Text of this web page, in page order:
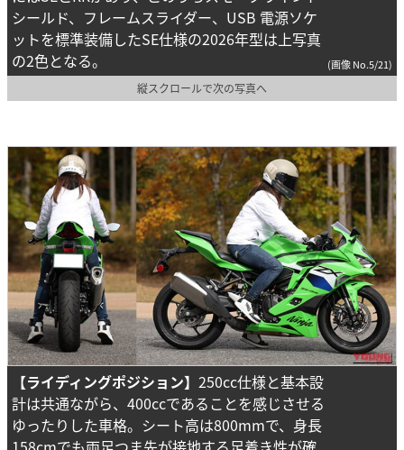
シールド、フレームスライダー、USB 電源ソケ
ットを標準装備したSE仕様の2026年型は上写真
の2色となる。
(画像 No.5/21)
縦スクロールで次の写真へ
【ライディングポジション】 250cc仕様と基本設
計は共通ながら、400ccであることを感じさせる
ゆったりした車格。シート高は800mmで、身長